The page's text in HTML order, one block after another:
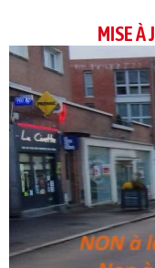
MISE À